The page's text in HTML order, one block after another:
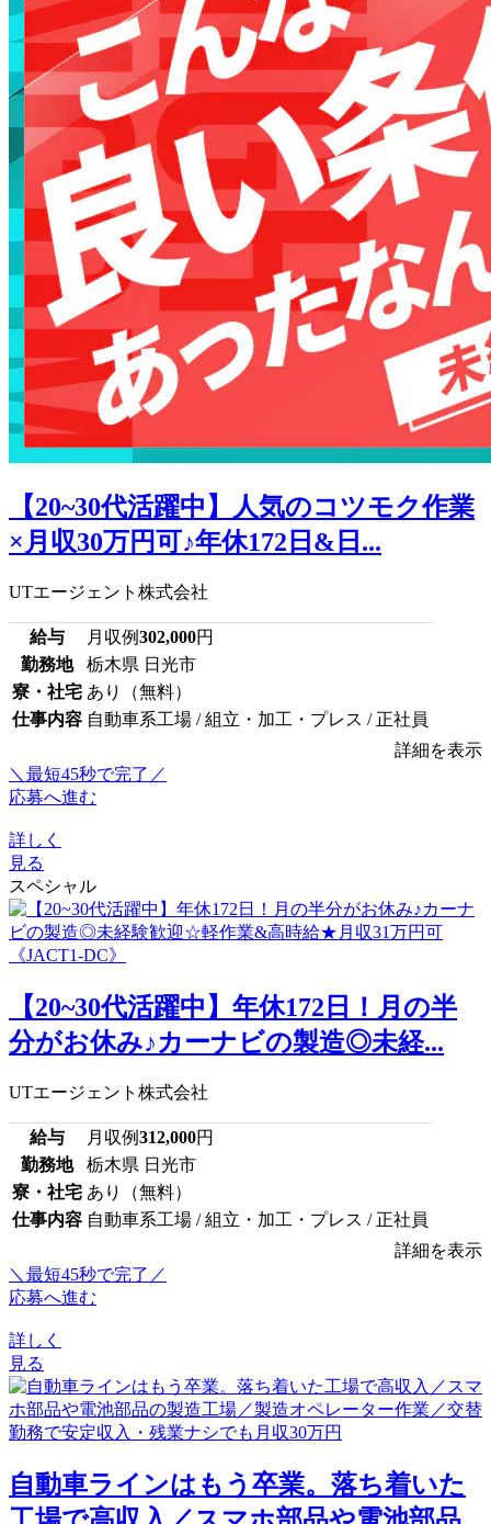
【20~30代活躍中】人気のコツモク作業
×月収30万円可♪年休172日&日...
UTエージェント株式会社
給与 月収例302,000円
勤務地
栃木県 日光市
寮・社宅 あり（無料）
仕事内容 自動車系工場 / 組立・加工・プレス / 正社員
詳細を表示
＼最短45秒で完了／
応募へ進む
詳しく
見る
スペシャル
【20~30代活躍中】年休172日！月の半
分がお休み♪カーナビの製造◎未経...
UTエージェント株式会社
給与 月収例312,000円
勤務地
栃木県 日光市
寮・社宅 あり（無料）
仕事内容 自動車系工場 / 組立・加工・プレス / 正社員
詳細を表示
＼最短45秒で完了／
応募へ進む
詳しく
見る
自動車ラインはもう卒業。落ち着いた